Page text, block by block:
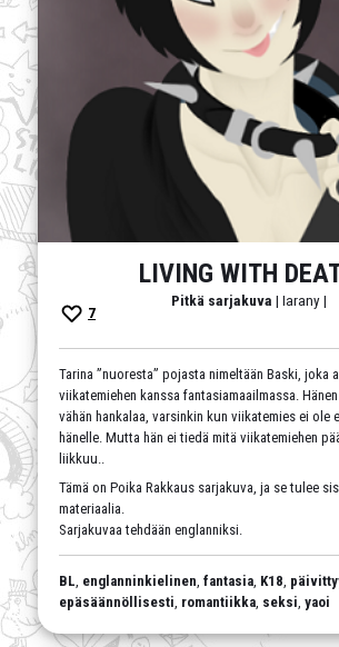
LIVING WITH
Pitkä sarjakuva | Iarany |
7
Tarina ”nuoresta” pojasta nimeltään Baski, joka
viikatemiehen kanssa fantasiamaailmassa.
vähän hankalaa, varsinkin kun viikatemies ei ole
hänelle. Mutta hän ei tiedä mitä viikatemiehen
liikkuu..
Tämä on Poika Rakkaus sarjakuva, ja se tulee
materiaalia.
Sarjakuvaa tehdään englanniksi.
BL englanninkielinen ,fantasia K18
epäsäännöllisesti romantiikka seksi ,yaoi